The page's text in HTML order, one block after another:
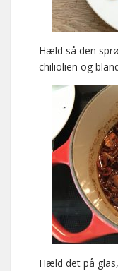
Hæld så den
chiliolien og
Hæld det på